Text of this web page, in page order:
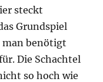
steckt
Grundspiel
man benötigt
Die Schachtel
so hoch wie